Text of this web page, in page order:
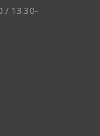
/ 13.30-